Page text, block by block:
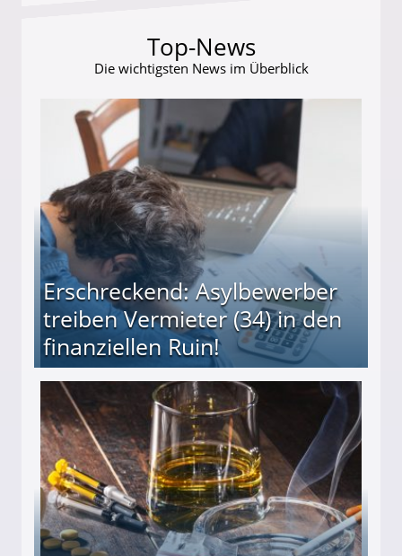
Top-News
Die wichtigsten News im Überblick
Erschreckend: Asylbewerber
treiben Vermieter (34) in den
finanziellen Ruin!
(34) in den finanziellen Ruin!